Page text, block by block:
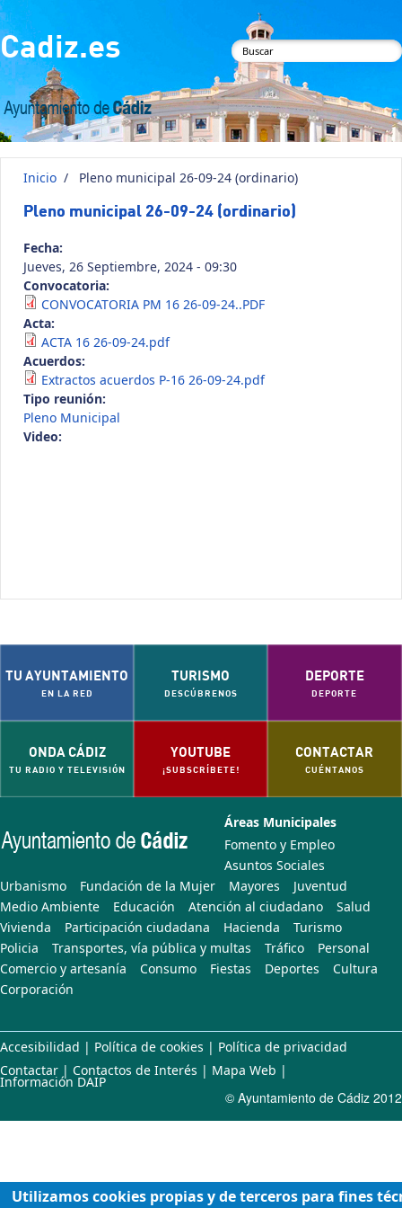
Pasar al contenido principal
Cadiz.es
Formulario de
búsqueda
Inicio / Pleno municipal 26-09-24 (ordinario)
Pleno municipal 26-09-24 (ordinario)
Fecha:
Jueves, 26 Septiembre, 2024 - 09:30
Convocatoria:
CONVOCATORIA PM 16 26-09-24..PDF
Acta:
ACTA 16 26-09-24.pdf
Acuerdos:
Extractos acuerdos P-16 26-09-24.pdf
Tipo reunión:
Pleno Municipal
Video:
TU AYUNTAMIENTO
EN LA RED
TURISMO
DESCÚBRENOS
DEPORTE
DEPORTE
ONDA CÁDIZ
TU RADIO Y TELEVISIÓN
YOUTUBE
¡SUBSCRÍBETE!
CONTACTAR
CUÉNTANOS
Áreas Municipales
Fomento y Empleo
Asuntos Sociales
Urbanismo
Fundación de la Mujer Mayores
Juventud
Medio Ambiente
Educación Atención al ciudadano
Salud
Vivienda
Participación ciudadana Hacienda
Turismo
Policia
Transportes, vía pública y multas Tráfico
Personal
Comercio y artesanía
Consumo Fiestas Deportes
Cultura
Corporación
Accesibilidad | Política de cookies | Política de privacidad
Contactar | Contactos de Interés | Mapa Web |
Información DAIP
© Ayuntamiento de Cádiz 2012
Utilizamos cookies propias y de terceros para fines